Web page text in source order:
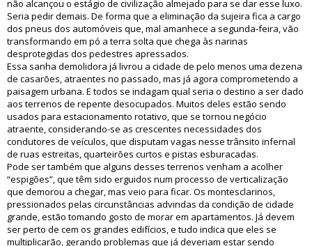
não alcançou o estágio de civilização almejado para se dar esse luxo.
Seria pedir demais. De forma que a eliminação da sujeira fica a cargo
dos pneus dos automóveis que, mal amanhece a segunda-feira, vão
transformando em pó a terra solta que chega às narinas
desprotegidas dos pedestres apressados.
Essa sanha demolidora já livrou a cidade de pelo menos uma dezena
de casarões, atraentes no passado, mas já agora comprometendo a
paisagem urbana. E todos se indagam qual seria o destino a ser dado
aos terrenos de repente desocupados. Muitos deles estão sendo
usados para estacionamento rotativo, que se tornou negócio
atraente, considerando-se as crescentes necessidades dos
condutores de veículos, que disputam vagas nesse trânsito infernal
de ruas estreitas, quarteirões curtos e pistas esburacadas.
Pode ser também que alguns desses terrenos venham a acolher
“espigões”, que têm sido erguidos num processo de verticalização
que demorou a chegar, mas veio para ficar. Os montesclarinos,
pressionados pelas circunstâncias advindas da condição de cidade
grande, estão tomando gosto de morar em apartamentos. Já devem
ser perto de cem os grandes edifícios, e tudo indica que eles se
multiplicarão, gerando problemas que já deveriam estar sendo